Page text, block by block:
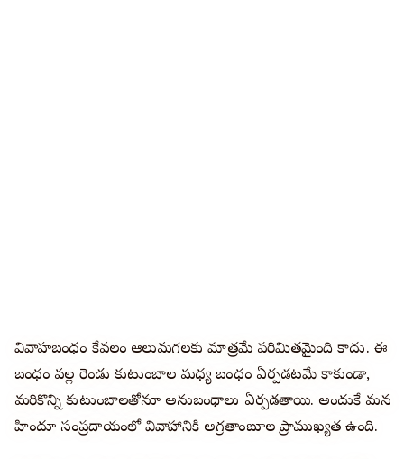
వివాహబంధం కేవలం ఆలుమగలకు మాత్రమే పరిమితమైంది కాదు. ఈ
బంధం వల్ల రెండు కుటుంబాల మధ్య బంధం ఏర్పడటమే కాకుండా,
మరికొన్ని కుటుంబాలతోనూ అనుబంధాలు ఏర్పడతాయి. అందుకే మన
హిందూ సంప్రదాయంలో వివాహానికి అగ్రతాంబూల ప్రాముఖ్యత ఉంది.